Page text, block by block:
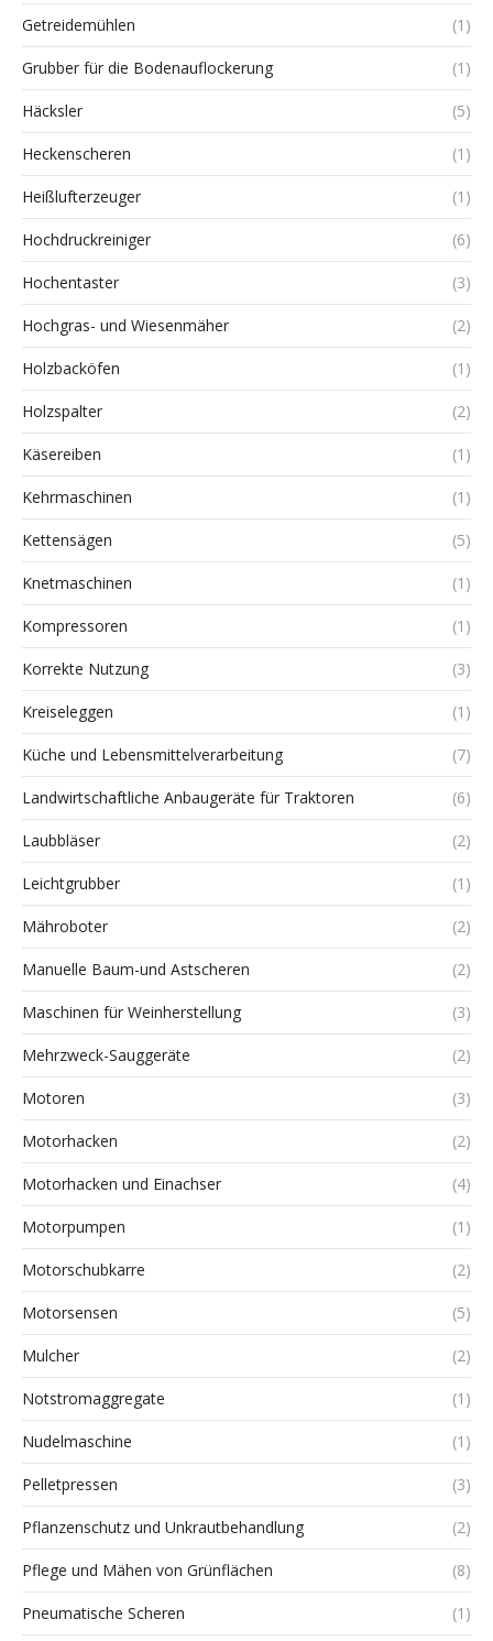
Getreidemühlen (1)
Grubber für die Bodenauflockerung (1)
Häcksler (5)
Heckenscheren (1)
Heißlufterzeuger (1)
Hochdruckreiniger (6)
Hochentaster (3)
Hochgras- und Wiesenmäher (2)
Holzbacköfen (1)
Holzspalter (2)
Käsereiben (1)
Kehrmaschinen (1)
Kettensägen (5)
Knetmaschinen (1)
Kompressoren (1)
Korrekte Nutzung (3)
Kreiseleggen (1)
Küche und Lebensmittelverarbeitung (7)
Landwirtschaftliche Anbaugeräte für Traktoren (6)
Laubbläser (2)
Leichtgrubber (1)
Mähroboter (2)
Manuelle Baum-und Astscheren (2)
Maschinen für Weinherstellung (3)
Mehrzweck-Sauggeräte (2)
Motoren (3)
Motorhacken (2)
Motorhacken und Einachser (4)
Motorpumpen (1)
Motorschubkarre (2)
Motorsensen (5)
Mulcher (2)
Notstromaggregate (1)
Nudelmaschine (1)
Pelletpressen (3)
Pflanzenschutz und Unkrautbehandlung (2)
Pflege und Mähen von Grünflächen (8)
Pneumatische Scheren (1)